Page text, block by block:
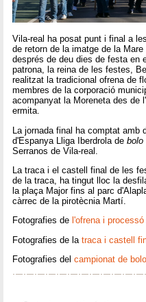
Vila-real ha posat punt i final a
de retorn de la imatge de la
després de deu dies de festa en
patrona, la reina de les festes,
realitzat la tradicional ofrena de
membres de la corporació
acompanyat la Moreneta des de
ermita.
La jornada final ha comptat amb
d'Espanya Lliga Iberdrola debolo
Serranos de Vila-real.
La traca i el castell final de les
de la traca, ha tingut lloc la
la plaça Major fins al parc
càrrec de la pirotècnia Martí.
Fotografies de l'ofrena i
Fotografies de latraca i castell
Fotografies delcampionat de